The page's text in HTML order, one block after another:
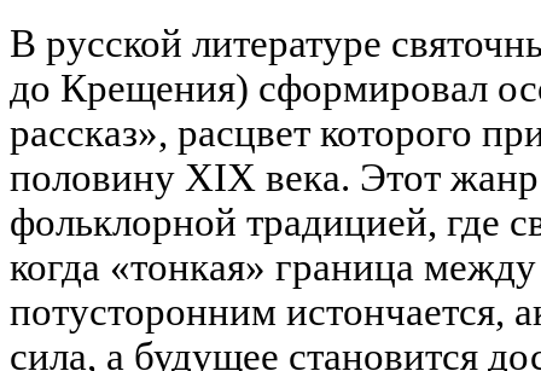
В русской литературе
до Крещения) сформировал
рассказ», расцвет которого
половину XIX века. Этот жанр
фольклорной традицией, где
когда «тонкая» граница
потусторонним истончается,
сила, а будущее становится